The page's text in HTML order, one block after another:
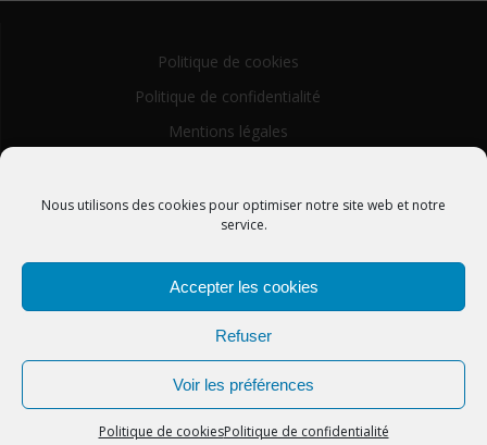
Nous utilisons des cookies pour optimiser notre site web et notre
service.
Accepter les cookies
Refuser
Voir les préférences
Politique de cookiesPolitique de confidentialité
Politique de cookies
Politique de confidentialité
Mentions légales
CMF Haute-Alsace
© 2026 CMF Haute-Alsace. Construit avec WordPress et le
thème Mesmerize